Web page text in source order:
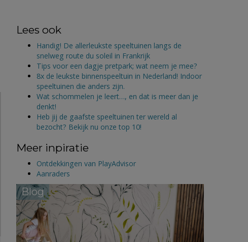
Lees ook
Handig! De allerleukste speeltuinen langs de
snelweg route du soleil in Frankrijk
Tips voor een dagje pretpark; wat neem je mee?
8x de leukste binnenspeeltuin in Nederland! Indoor
speeltuinen die anders zijn.
Wat schommelen je leert…, en dat is meer dan je
denkt!
Heb jij de gaafste speeltuinen ter wereld al
bezocht? Bekijk nu onze top 10!
Meer inpiratie
Ontdekkingen van PlayAdvisor
Aanraders
Blog